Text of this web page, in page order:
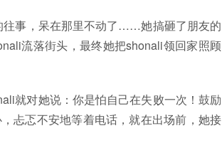
往事，呆在那里不动了……她搞砸了朋友的
流落街头，最终她把shonali领回家照顾
就对她说：你是怕自己在失败一次！鼓励
忐忑不安地等着电话，就在出场前，她接